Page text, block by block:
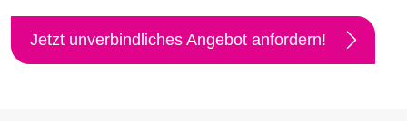
Jetzt unverbindliches Angebot anfordern!